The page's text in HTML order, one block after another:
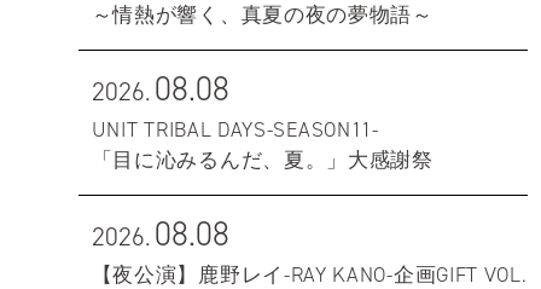
～情熱が響く、真夏の夜の夢物語～
2026.08.08
UNIT TRIBAL DAYS-SEASON11-
「目に沁みるんだ、夏。」大感謝祭
2026.08.08
【夜公演】鹿野レイ-RAY KANO-企画GIFT VOL.